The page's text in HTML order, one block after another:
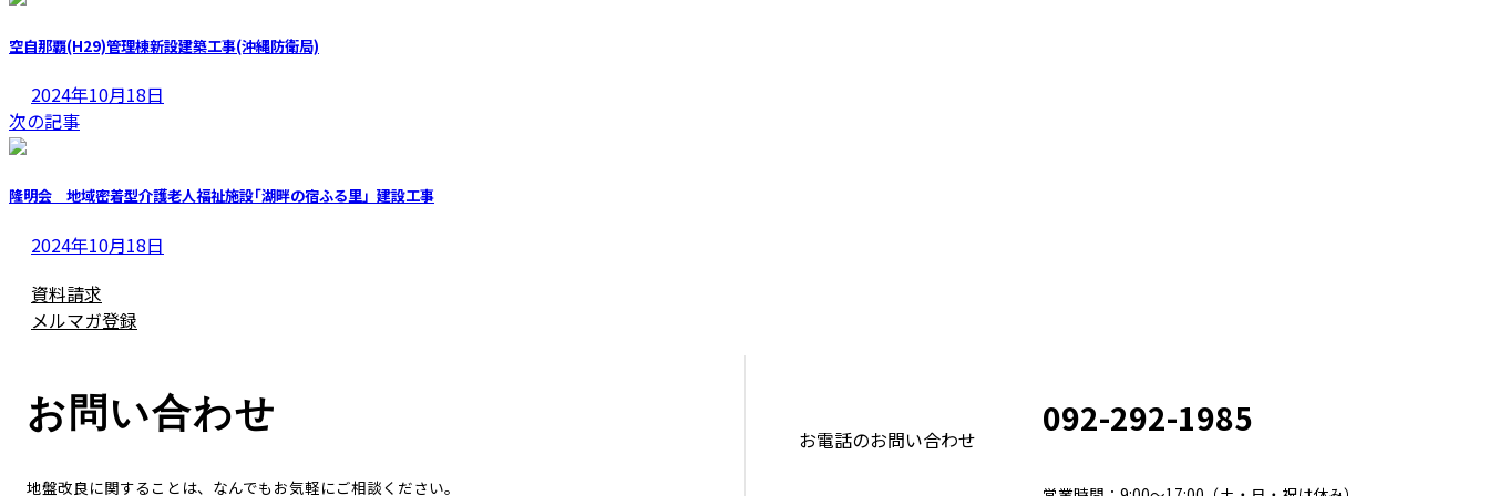
日
空自那覇(H29)管理棟新設建築工事(沖縄防衛局)
2024年10月18日
次の記事
隆明会 地域密着型介護老人福祉施設｢湖畔の宿ふる里」建設工事
2024年10月18日
資料請求
メルマガ登録
お問い合わせ
地盤改良に関することは、なんでもお気軽にご相談ください。
お電話のお問い合わせ
092-292-1985